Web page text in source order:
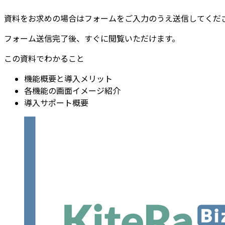
資料を​お求めの​場合は​フォームを​ご入力のうえ送信してくだ
フォーム送信完了後、​すぐに​閲覧いただけます。
この資料でわかること
機能概要と導入メリット
各機能の画面イメージ紹介
導入サポート概要